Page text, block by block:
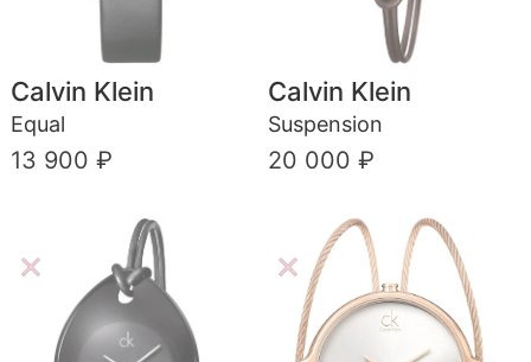
Calvin Klein
Equal
13 900 ₽
Calvin Klein
Suspension
20 000 ₽